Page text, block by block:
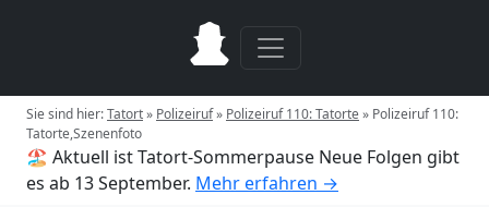
Sie sind hier:Tatort» Polizeiruf» Polizeiruf 110: Tatorte» Polizeiruf 110:
Tatorte,Szenenfoto
🏖️ Aktuell ist Tatort-Sommerpause Neue Folgen gibt
es ab 13 September. Mehr erfahren →